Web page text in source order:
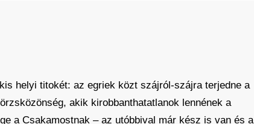
helyi titokét: az egriek közt szájról-szájra terjedne a
akik kirobbanthatatlanok lennének a
a Csakamostnak – az utóbbival már kész is van és a